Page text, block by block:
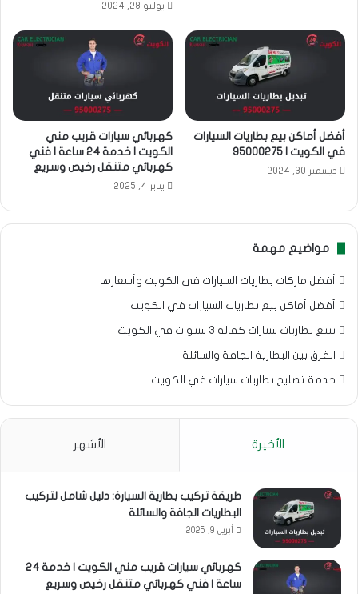
يوليو 28, 2024
أفضل أماكن بيع بطاريات السيارات
في الكويت | 95000275
ديسمبر 30, 2024
كهربائي سيارات قريب مني
الكويت | خدمة 24 ساعة | فني
كهربائي متنقل رخيص وسريع
يناير 4, 2025
مواضيع مهمة
أفضل ماركات بطاريات السيارات في الكويت وأسعارها
أفضل أماكن بيع بطاريات السيارات في الكويت
نبيع بطاريات سيارات كفالة 3 سنوات في الكويت
الفرق بين البطارية الجافة والسائلة
خدمة تصليح بطاريات سيارات في الكويت
الأخيرة الأشهر
طريقة تركيب بطارية السيارة: دليل شامل لتركيب
البطاريات الجافة والسائلة
أبريل 9, 2025
كهربائي سيارات قريب مني الكويت | خدمة 24
ساعة | فني كهربائي متنقل رخيص وسريع